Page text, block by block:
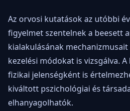
Az orvosi kutatások az utóbbi
figyelmet szentelnek a beesett
kialakulásának mechanizmusait
kezelési módokat is vizsgálva.
fizikai jelenségként is
kiváltott pszichológiai és
elhanyagolhatók.